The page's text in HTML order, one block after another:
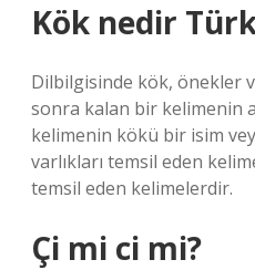
Kök nedir
Dilbilgisinde kök, önekler
sonra kalan bir kelimenin
kelimenin kökü bir isim
varlıkları temsil eden
temsil eden kelimelerdir.
Çi mi ci mi?